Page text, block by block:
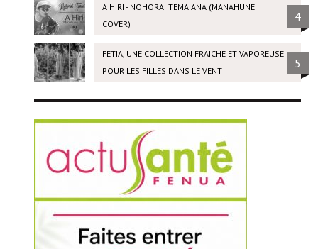
A HIRI - NOHORAI TEMAIANA (MANAHUNE
COVER)
4
FETIA, UNE COLLECTION FRAÎCHE ET VAPOREUSE
POUR LES FILLES DANS LE VENT
5